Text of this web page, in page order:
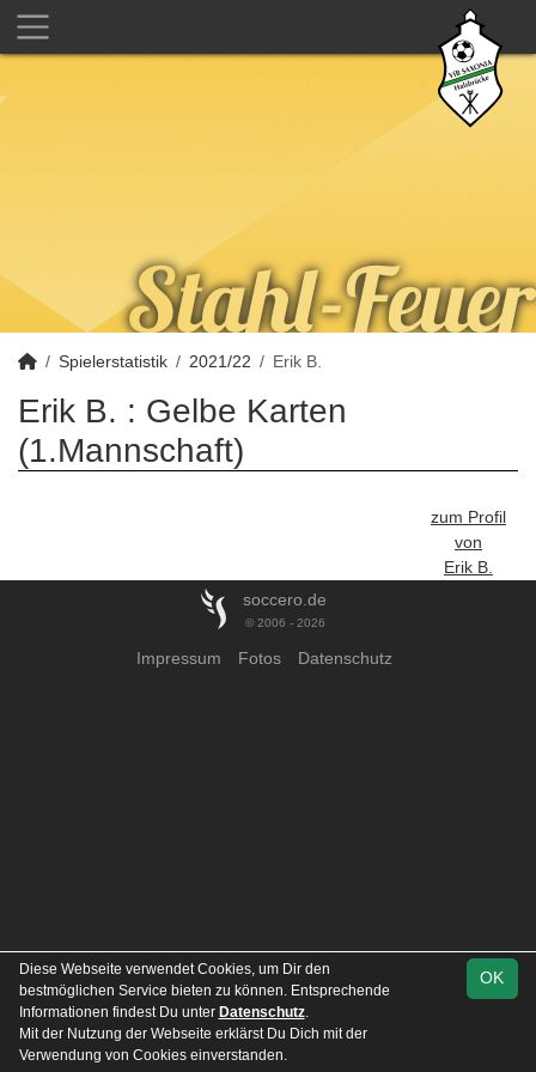
Spielerstatistik 2021/22 Erik B.
Erik B. : Gelbe Karten
(1.Mannschaft)
zum Profil
von
Erik B.
soccero.de
© 2006 - 2026
Impressum Fotos Datenschutz
OK
Diese Webseite verwendet Cookies, um Dir den
bestmöglichen Service bieten zu können. Entsprechende
Informationen findest Du unter Datenschutz.
Mit der Nutzung der Webseite erklärst Du Dich mit der
Verwendung von Cookies einverstanden.